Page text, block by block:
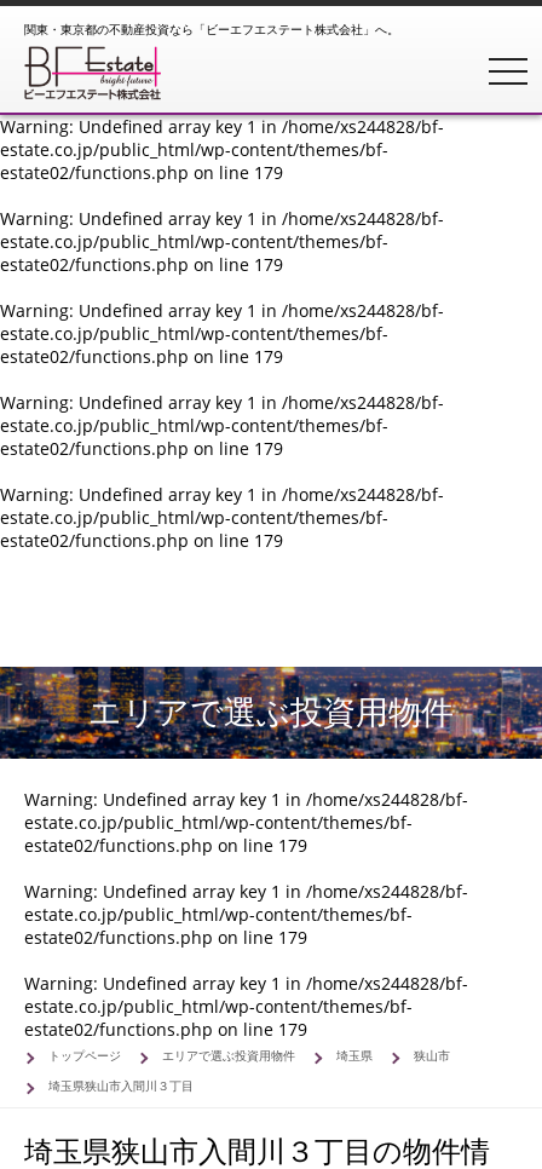
Warning: Undefined array key 1 in/home/xs244828/bf-
estate.co.jp/public_html/wp-content/themes/bf-
estate02/functions.php
Warning: Undefined array key 1 in/home/xs244828/bf-
estate.co.jp/public_html/wp-content/themes/bf-
estate02/functions.php on line 179
Warning: Undefined array key 1 in /home/xs244828/bf-
estate.co.jp/public_html/wp-content/themes/bf-
estate02/functions.php on line 179
Warning: Undefined array key 1 in /home/xs244828/bf-
estate.co.jp/public_html/wp-content/themes/bf-
estate02/functions.php on line 179
Warning: Undefined array key 1 in /home/xs244828/bf-
estate.co.jp/public_html/wp-content/themes/bf-
estate02/functions.php on line 179
Warning: Undefined array key 1 in /home/xs244828/bf-
estate.co.jp/public_html/wp-content/themes/bf-
estate02/functions.php on line 179
関東・東京都の不動産投資なら「ビーエフエステート株式会社」へ。
エリアで選ぶ投資用物件
Warning: Undefined array key 1 in /home/xs244828/bf-
estate.co.jp/public_html/wp-content/themes/bf-
estate02/functions.php on line 179
Warning: Undefined array key 1 in /home/xs244828/bf-
estate.co.jp/public_html/wp-content/themes/bf-
estate02/functions.php on line 179
Warning: Undefined array key 1 in /home/xs244828/bf-
estate.co.jp/public_html/wp-content/themes/bf-
estate02/functions.php on line 179
トップページ エリアで選ぶ投資用物件 埼玉県
狭山市
埼玉県狭山市入間川３丁目
埼玉県狭山市入間川３丁目の物件情